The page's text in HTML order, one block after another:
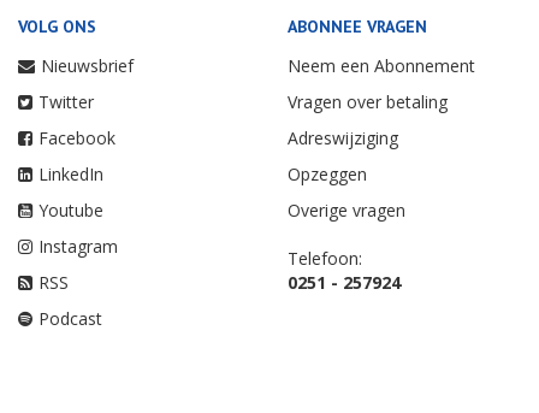
VOLG ONS
Nieuwsbrief
Twitter
Facebook
LinkedIn
Youtube
Instagram
RSS
Podcast
ABONNEE VRAGEN
Neem een Abonnement
Vragen over betaling
Adreswijziging
Opzeggen
Overige vragen
Telefoon:
0251 - 257924